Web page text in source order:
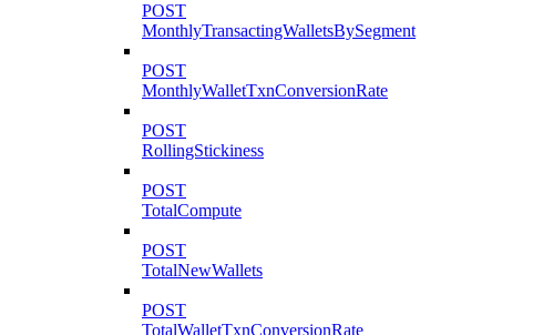
POST
MonthlyTransactingWalletsBySegment
POST
MonthlyWalletTxnConversionRate
POST
RollingStickiness
POST
TotalCompute
POST
TotalNewWallets
POST
TotalWalletTxnConversionRate